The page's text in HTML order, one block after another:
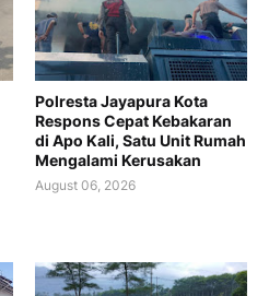
Polresta Jayapura Kota
Respons Cepat Kebakaran
di Apo Kali, Satu Unit Rumah
Mengalami Kerusakan
August 06, 2026